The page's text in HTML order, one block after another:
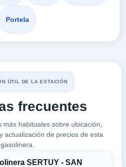
VER PRECIOS
Portela
ÚTIL DE LA ESTACIÓN
frecuentes
más habituales sobre ubicación,
actualización de precios de esta
gasolinera.
SERTUY - SAN